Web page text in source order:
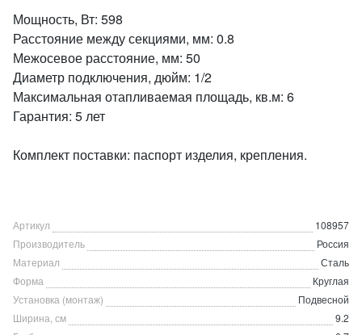
Мощность, Вт: 598
Расстояние между секциями, мм: 0.8
Межосевое расстояние, мм: 50
Диаметр подключения, дюйм: 1/2
Максимальная отапливаемая площадь, кв.м: 6
Гарантия: 5 лет
Комплект поставки: паспорт изделия, крепления.
Артикул
108957
Производитель
Россия
Материал
Сталь
Форма
Круглая
Установка (монтаж)
Подвесной
Ширина, см
9.2